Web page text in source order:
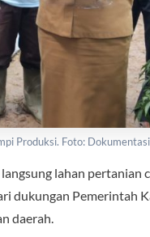
Produksi. Foto:
lahan pertanian
dukungan Pemerintah
daerah.